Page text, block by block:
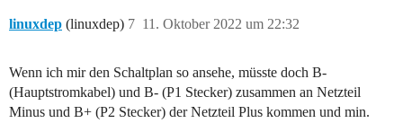
linuxdep (linuxdep) 11. Oktober 2022 um 22:32
7
Wenn ich mir den Schaltplan so ansehe, müsste doch B-
(Hauptstromkabel) und B- (P1 Stecker) zusammen an Netzteil
Minus und B+ (P2 Stecker) der Netzteil Plus kommen und min.